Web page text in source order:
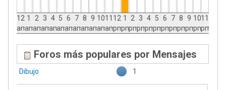
12
am
1
am
2
am
3
am
4
am
5
am
6
am
7
am
8
am
9
am
10
am
11
am
12
pm
1
pm
2
pm
3
pm
4
pm
5
pm
6
pm
7
pm
8
pm
9
pm
10
pm
11
pm
Foros más populares por Mensajes
Dibujo 1